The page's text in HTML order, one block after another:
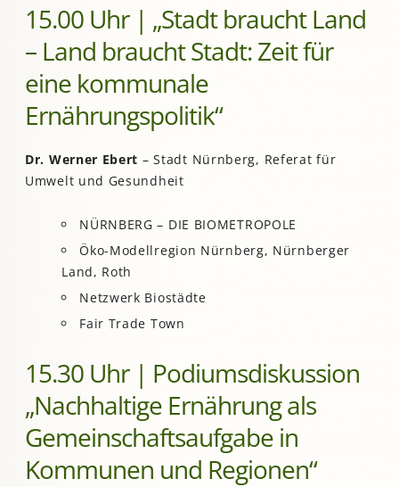
15.00 Uhr | „Stadt braucht Land
– Land braucht Stadt: Zeit für
eine kommunale
Ernährungspolitik“
Dr. Werner Ebert – Stadt Nürnberg, Referat für
Umwelt und Gesundheit
NÜRNBERG – DIE BIOMETROPOLE
Öko-Modellregion Nürnberg, Nürnberger
Land, Roth
Netzwerk Biostädte
Fair Trade Town
15.30 Uhr | Podiumsdiskussion
„Nachhaltige Ernährung als
Gemeinschaftsaufgabe in
Kommunen und Regionen“